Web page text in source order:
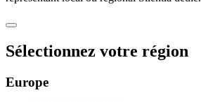
Sélectionnez votre région
Europe